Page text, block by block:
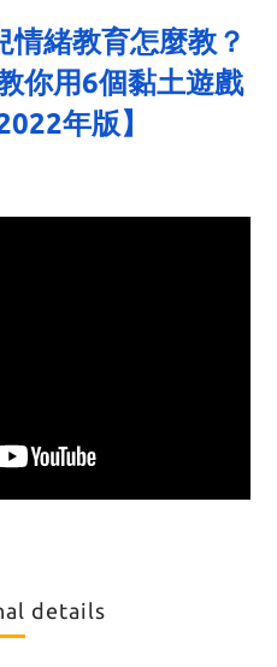
情緒教育怎麼教？
你用6個黏土遊戲
年版】
details